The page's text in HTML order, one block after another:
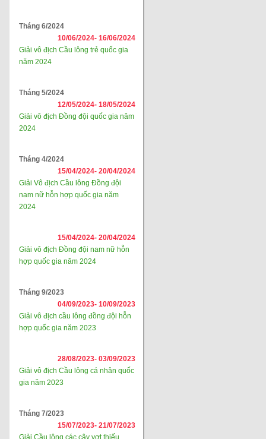
Tháng 6/2024
10/06/2024- 16/06/2024
Giải vô địch Cầu lông trẻ quốc gia
năm 2024
Tháng 5/2024
12/05/2024- 18/05/2024
Giải vô địch Đồng đội quốc gia năm
2024
Tháng 4/2024
15/04/2024- 20/04/2024
Giải Vô địch Cầu lông Đồng đội
nam nữ hỗn hợp quốc gia năm
2024
15/04/2024- 20/04/2024
Giải vô địch Đồng đội nam nữ hỗn
hợp quốc gia năm 2024
Tháng 9/2023
04/09/2023- 10/09/2023
Giải vô địch cầu lông đồng đội hỗn
hợp quốc gia năm 2023
28/08/2023- 03/09/2023
Giải vô địch Cầu lông cá nhân quốc
gia năm 2023
Tháng 7/2023
15/07/2023- 21/07/2023
Giải Cầu lông các cây vợt thiếu